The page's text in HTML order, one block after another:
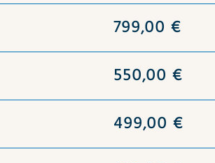
799,00 €
550,00 €
499,00 €